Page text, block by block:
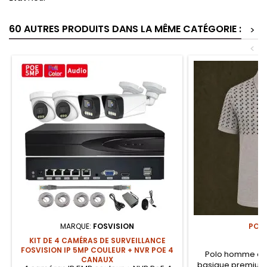
60 AUTRES PRODUITS DANS LA MÊME CATÉGORIE :
>
<
MARQUE: FOSVISION
KIT DE 4 CAMÉRAS DE SURVEILLANCE
FOSVISION IP 5MP COULEUR + NVR POE 4
CANAUX
Polo homme